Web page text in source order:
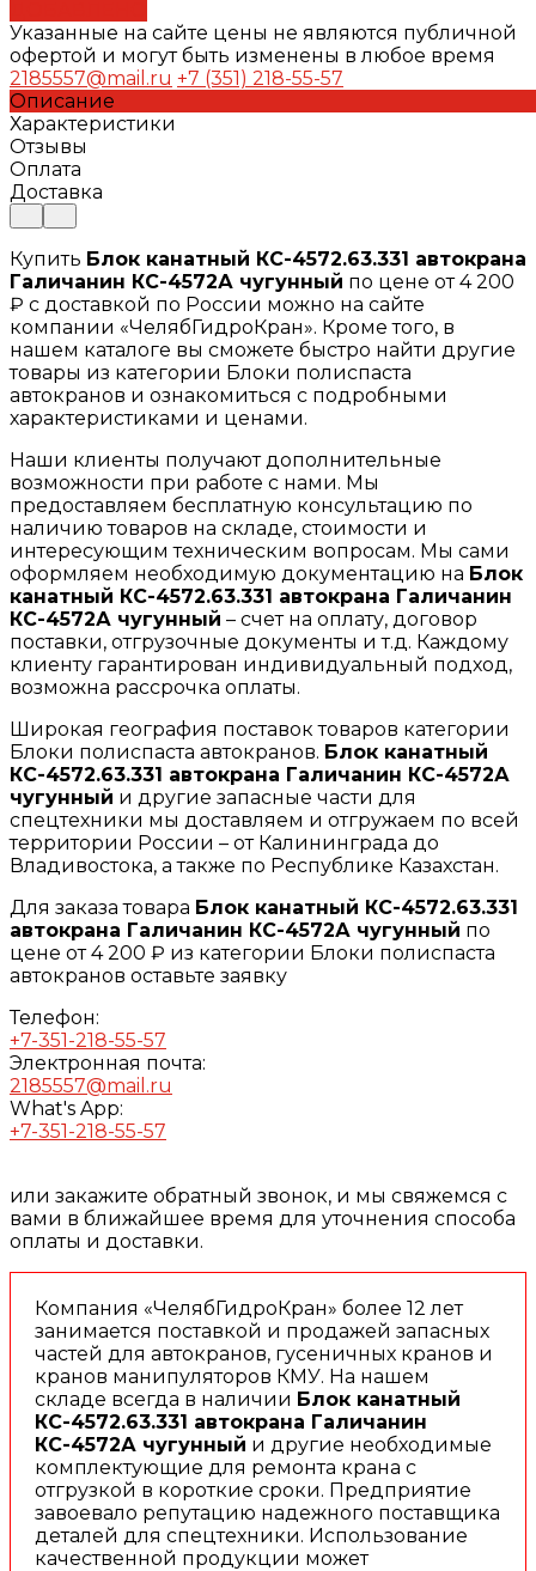
Указанные на сайте цены не являются публичной
офертой и могут быть изменены в любое время
2185557@mail.ru +7 (351) 218-55-57
Описание
Характеристики
Отзывы
Оплата
Доставка
Купить Блок канатный КС-4572.63.331 автокрана
Галичанин КС-4572А чугунный по цене от 4 200
₽ с доставкой по России можно на сайте
компании «ЧелябГидроКран». Кроме того, в
нашем каталоге вы сможете быстро найти другие
товары из категории Блоки полиспаста
автокранов и ознакомиться с подробными
характеристиками и ценами.
Наши клиенты получают дополнительные
возможности при работе с нами. Мы
предоставляем бесплатную консультацию по
наличию товаров на складе, стоимости и
интересующим техническим вопросам. Мы сами
оформляем необходимую документацию на Блок
канатный КС-4572.63.331 автокрана Галичанин
КС-4572А чугунный – счет на оплату, договор
поставки, отгрузочные документы и т.д. Каждому
клиенту гарантирован индивидуальный подход,
возможна рассрочка оплаты.
Широкая география поставок товаров категории
Блоки полиспаста автокранов. Блок канатный
КС-4572.63.331 автокрана Галичанин КС-4572А
чугунный и другие запасные части для
спецтехники мы доставляем и отгружаем по всей
территории России – от Калининграда до
Владивостока, а также по Республике Казахстан.
Для заказа товара Блок канатный КС-4572.63.331
автокрана Галичанин КС-4572А чугунный по
цене от 4 200 ₽ из категории Блоки полиспаста
автокранов оставьте заявку
Телефон:
+7-351-218-55-57
Электронная почта:
2185557@mail.ru
What's App:
+7-351-218-55-57
или закажите обратный звонок, и мы свяжемся с
вами в ближайшее время для уточнения способа
оплаты и доставки.
Компания «ЧелябГидроКран» более 12 лет
занимается поставкой и продажей запасных
частей для автокранов, гусеничных кранов и
кранов манипуляторов КМУ. На нашем
складе всегда в наличии Блок канатный
КС-4572.63.331 автокрана Галичанин
КС-4572А чугунный и другие необходимые
комплектующие для ремонта крана с
отгрузкой в короткие сроки. Предприятие
завоевало репутацию надежного поставщика
деталей для спецтехники. Использование
качественной продукции может